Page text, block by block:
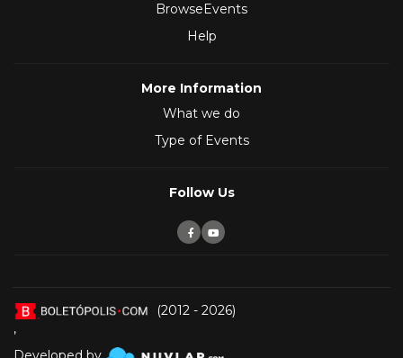
BrowseEvents
Help
More Information
What we do
Type of Events
Follow Us
(2012 - 2026)
,